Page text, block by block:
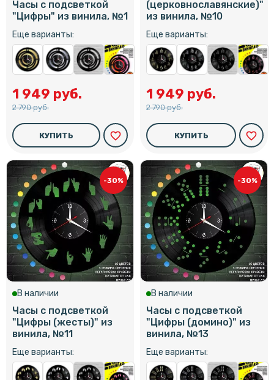
Часы с подсветкой
"Цифры" из винила, №1
Еще варианты:
1 949 руб.
2 790 руб.
КУПИТЬ favorite_border
(церковнославянские)"
из винила, №10
Еще варианты:
1 949 руб.
2 790 руб.
КУПИТЬ favorite_border
-30%
В наличии
Часы с подсветкой
"Цифры (жесты)" из
винила, №11
Еще варианты:
-30%
В наличии
Часы с подсветкой
"Цифры (домино)" из
винила, №13
Еще варианты: